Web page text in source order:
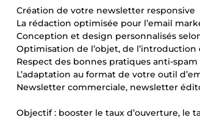
Création de votre newsletter responsive
La rédaction optimisée pour l’email
Conception et design personnalisés
Optimisation de l’objet, de
Respect des bonnes pratiques anti-
L’adaptation au format de votre outil
Newsletter commerciale, newsletter
Objectif : booster le taux d’ouverture, le